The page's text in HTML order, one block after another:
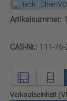
Tech ChemVO
Artikelnummer:
CAS-Nr.: 111-76-
Verkaufseinheit